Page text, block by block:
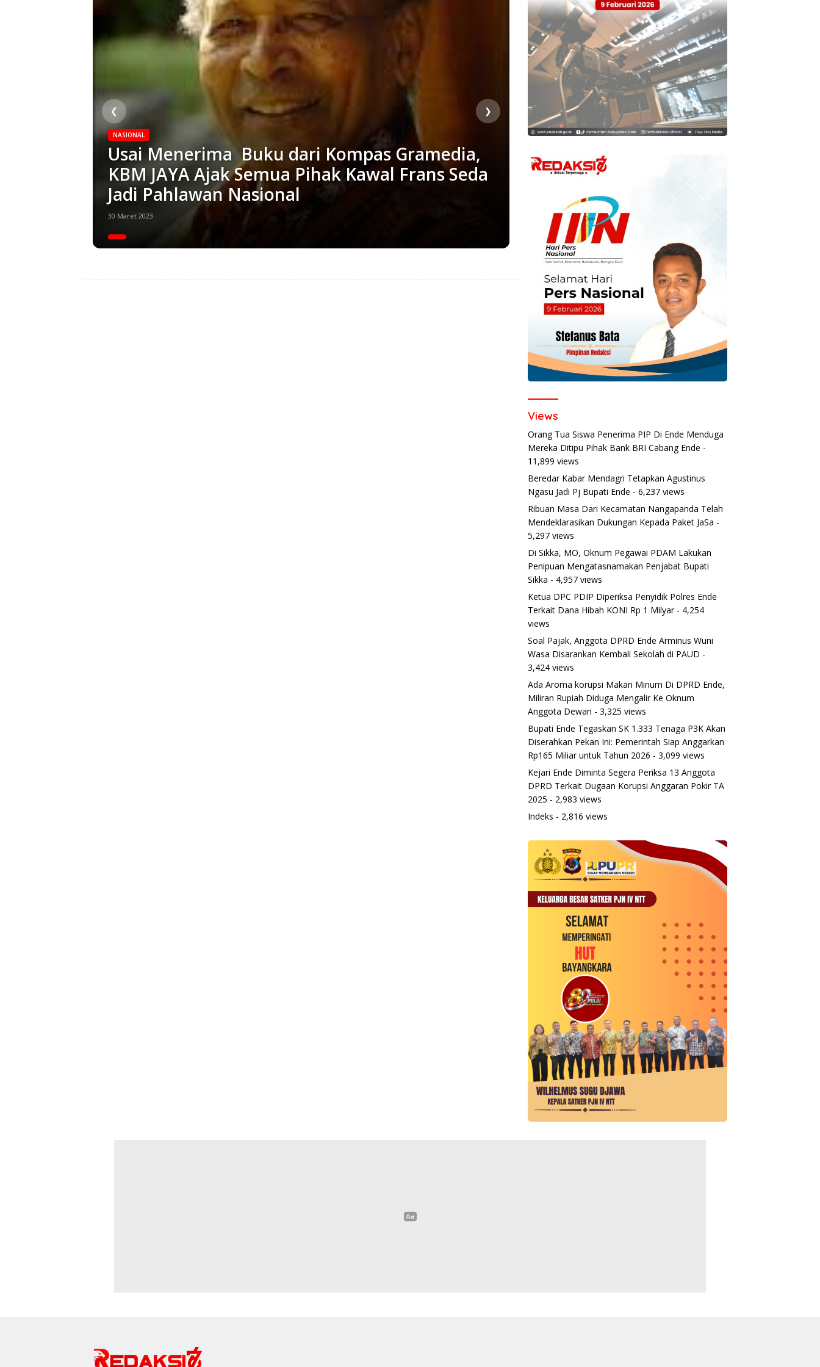
NASIONAL
Usai Menerima Buku dari Kompas Gramedia,
KBM JAYA Ajak Semua Pihak Kawal Frans Seda
Jadi Pahlawan Nasional
30 Maret 2023
❮ ❯
Views
Orang Tua Siswa Penerima PIP Di Ende Menduga
Mereka Ditipu Pihak Bank BRI Cabang Ende -
11,899 views
Beredar Kabar Mendagri Tetapkan Agustinus
Ngasu Jadi Pj Bupati Ende - 6,237 views
Ribuan Masa Dari Kecamatan Nangapanda Telah
Mendeklarasikan Dukungan Kepada Paket JaSa -
5,297 views
Di Sikka, MO, Oknum Pegawai PDAM Lakukan
Penipuan Mengatasnamakan Penjabat Bupati
Sikka - 4,957 views
Ketua DPC PDIP Diperiksa Penyidik Polres Ende
Terkait Dana Hibah KONI Rp 1 Milyar- 4,254
views
Soal Pajak, Anggota DPRD Ende Arminus Wuni
Wasa Disarankan Kembali Sekolah di PAUD -
3,424 views
Ada Aroma korupsi Makan Minum Di DPRD Ende,
Miliran Rupiah Diduga Mengalir Ke Oknum
Anggota Dewan - 3,325 views
Bupati Ende Tegaskan SK 1.333 Tenaga P3K Akan
Diserahkan Pekan Ini: Pemerintah Siap Anggarkan
Rp165 Miliar untuk Tahun 2026 - 3,099 views
Kejari Ende Diminta Segera Periksa 13 Anggota
DPRD Terkait Dugaan Korupsi Anggaran Pokir TA
2025 - 2,983 views
Indeks - 2,816 views